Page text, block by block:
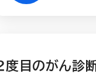
度目のがん診